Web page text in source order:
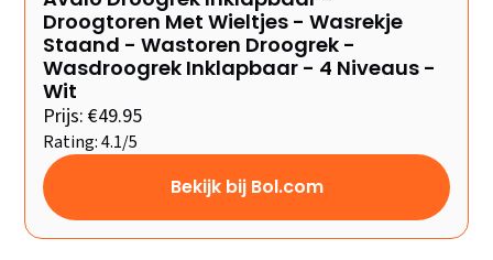
Droogtoren Met Wieltjes - Wasrekje
Staand - Wastoren Droogrek -
Wasdroogrek Inklapbaar - 4 Niveaus -
Wit
Prijs: €49.95
Rating: 4.1/5
Bekijk bij Bol.com